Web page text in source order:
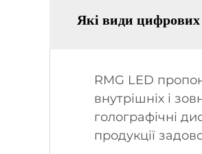
Які види
RMG LED
внутрішніх і
голографічні
продукції